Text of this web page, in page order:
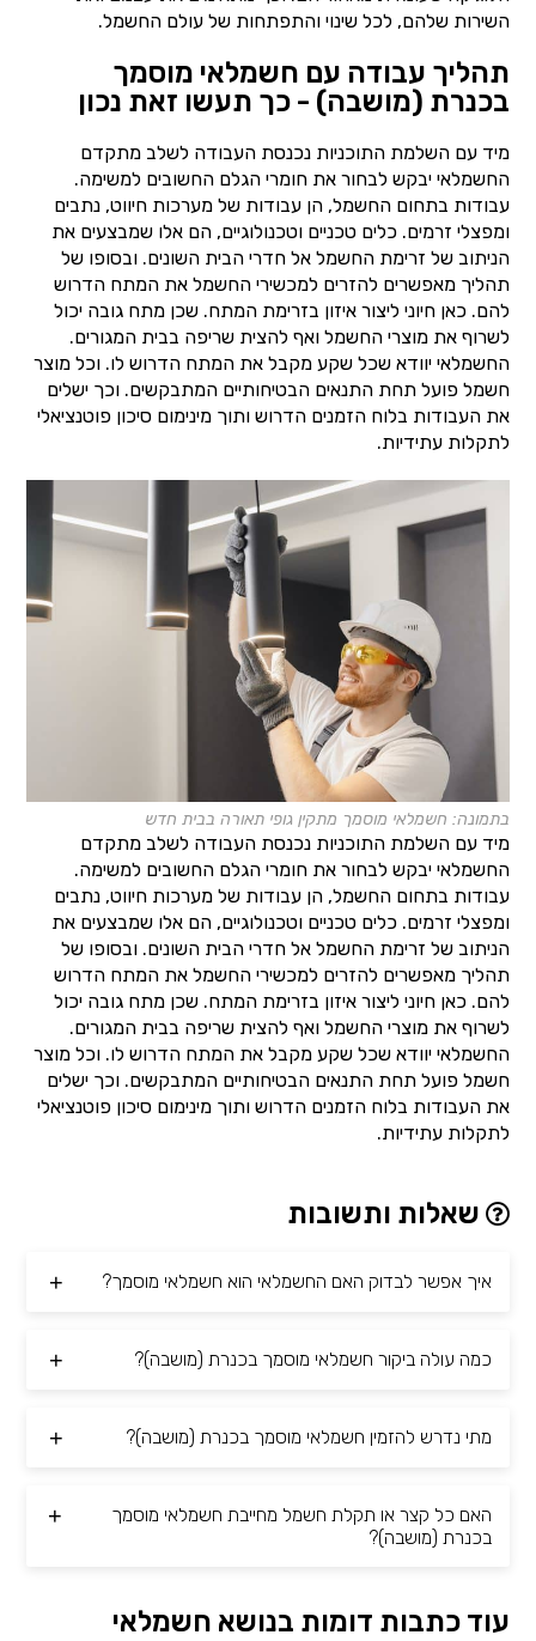
השירות שלהם, לכל שינוי והתפתחות של עולם החשמל.
תהליך עבודה עם חשמלאי מוסמך
בכנרת (מושבה) - כך תעשו זאת נכון
מיד עם השלמת התוכניות נכנסת העבודה לשלב מתקדם
החשמלאי יבקש לבחור את חומרי הגלם החשובים למשימה.
עבודות בתחום החשמל, הן עבודות של מערכות חיווט, נתבים
ומפצלי זרמים. כלים טכניים וטכנולוגיים, הם אלו שמבצעים את
הניתוב של זרימת החשמל אל חדרי הבית השונים. ובסופו של
תהליך מאפשרים להזרים למכשירי החשמל את המתח הדרוש
להם. כאן חיוני ליצור איזון בזרימת המתח. שכן מתח גובה יכול
לשרוף את מוצרי החשמל ואף להצית שריפה בבית המגורים.
החשמלאי יוודא שכל שקע מקבל את המתח הדרוש לו. וכל מוצר
חשמל פועל תחת התנאים הבטיחותיים המתבקשים. וכך ישלים
את העבודות בלוח הזמנים הדרוש ותוך מינימום סיכון פוטנציאלי
לתקלות עתידיות.
בתמונה: חשמלאי מוסמך מתקין גופי תאורה בבית חדש
מיד עם השלמת התוכניות נכנסת העבודה לשלב מתקדם
החשמלאי יבקש לבחור את חומרי הגלם החשובים למשימה.
עבודות בתחום החשמל, הן עבודות של מערכות חיווט, נתבים
ומפצלי זרמים. כלים טכניים וטכנולוגיים, הם אלו שמבצעים את
הניתוב של זרימת החשמל אל חדרי הבית השונים. ובסופו של
תהליך מאפשרים להזרים למכשירי החשמל את המתח הדרוש
להם. כאן חיוני ליצור איזון בזרימת המתח. שכן מתח גובה יכול
לשרוף את מוצרי החשמל ואף להצית שריפה בבית המגורים.
החשמלאי יוודא שכל שקע מקבל את המתח הדרוש לו. וכל מוצר
חשמל פועל תחת התנאים הבטיחותיים המתבקשים. וכך ישלים
את העבודות בלוח הזמנים הדרוש ותוך מינימום סיכון פוטנציאלי
לתקלות עתידיות.
שאלות ותשובות
איך אפשר לבדוק האם החשמלאי הוא חשמלאי מוסמך?
כמה עולה ביקור חשמלאי מוסמך בכנרת (מושבה)?
מתי נדרש להזמין חשמלאי מוסמך בכנרת (מושבה)?
האם כל קצר או תקלת חשמל מחייבת חשמלאי מוסמך
בכנרת (מושבה)?
עוד כתבות דומות בנושא חשמלאי